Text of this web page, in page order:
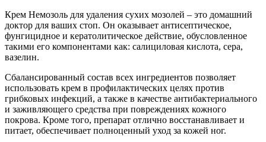
Крем Немозоль для удаления сухих мозолей – это домашний
доктор для ваших стоп. Он оказывает антисептическое,
фунгицидное и кератолитическое действие, обусловленное
такими его компонентами как: салициловая кислота, сера,
вазелин.
Сбалансированный состав всех ингредиентов позволяет
использовать крем в профилактических целях против
грибковых инфекций, а также в качестве антибактериального
и заживляющего средства при повреждениях кожного
покрова. Кроме того, препарат отлично восстанавливает и
питает, обеспечивает полноценный уход за кожей ног.